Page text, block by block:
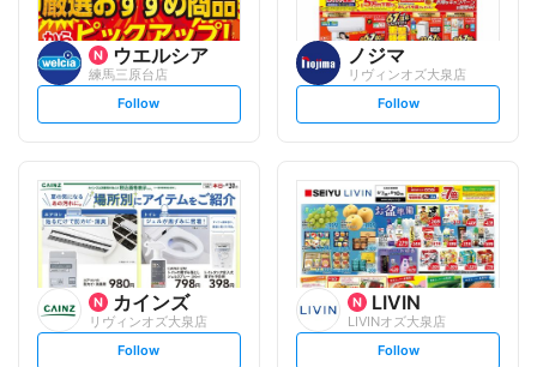
ウエルシア
練馬三原台店
s
t
l
o
w
Follow
ノジマ
リヴィンオズ大泉店
s
t
l
o
w
Follow
カインズ
リヴィンオズ大泉店
s
Follow
LIVIN
LIVINオズ大泉店
s
Follow